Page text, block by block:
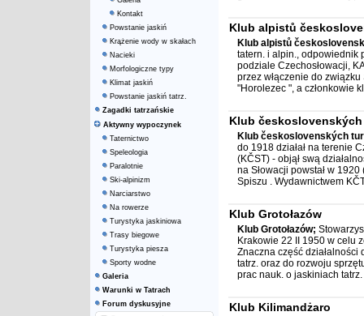
Kontakt
Powstanie jaskiń
Krążenie wody w skałach
Nacieki
Morfologiczne typy
Klimat jaskiń
Powstanie jaskiń tatrz.
Zagadki tatrzańskie
Aktywny wypoczynek
Taternictwo
Speleologia
Paralotnie
Ski-alpinizm
Narciarstwo
Na rowerze
Turystyka jaskiniowa
Trasy biegowe
Turystyka piesza
Sporty wodne
Galeria
Warunki w Tatrach
Forum dyskusyjne
Klub alpistů
Klub alpistů
tatern. i alpin., odpowiednik
podziale Czechosłowacji,
przez włączenie do
"Horolezec ", a członkowie
Klub
Klub československých
do 1918 działał na terenie
(KČST) - objął swą
na Słowacji powstał w
Spiszu . Wydawnictwem
Klub Grotołazów
Klub Grotołazów;
Krakowie 22 II 1950 w celu
Znaczna część działalności
tatrz. oraz do rozwoju
prac nauk. o jaskiniach tatrz.
Klub Kilimandżaro